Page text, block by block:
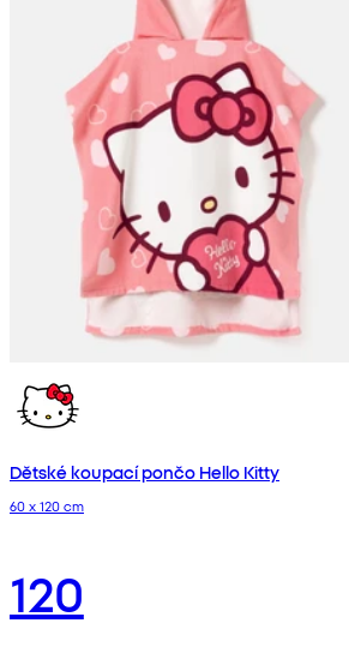
Dětské koupací pončo Hello Kitty
60 x 120 cm
120